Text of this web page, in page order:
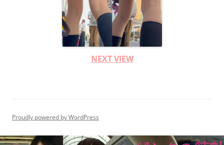
NEXT VIEW
Proudly powered by WordPress